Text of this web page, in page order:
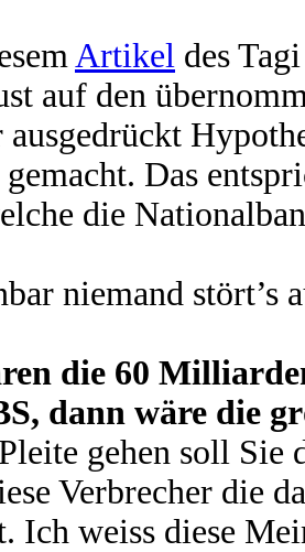
Artikel des
auf den
ausgedrückt
Das
die
niemand stört’s
die 60
dann wäre die
gehen soll Sie
Verbrecher die
Ich weiss diese